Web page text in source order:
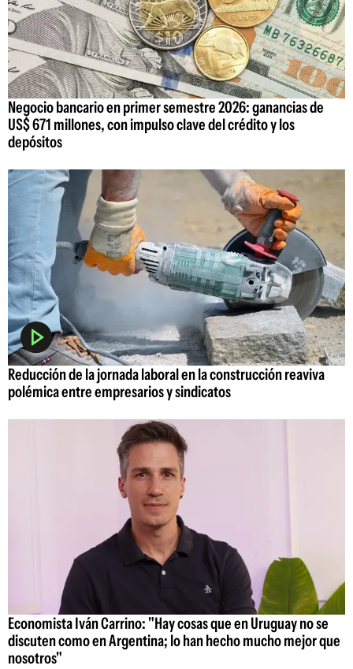
Negocio bancario en primer semestre 2026: ganancias de
US$ 671 millones, con impulso clave del crédito y los
depósitos
Reducción de la jornada laboral en la construcción reaviva
polémica entre empresarios y sindicatos
Economista Iván Carrino: "Hay cosas que en Uruguay no se
discuten como en Argentina; lo han hecho mucho mejor que
nosotros"